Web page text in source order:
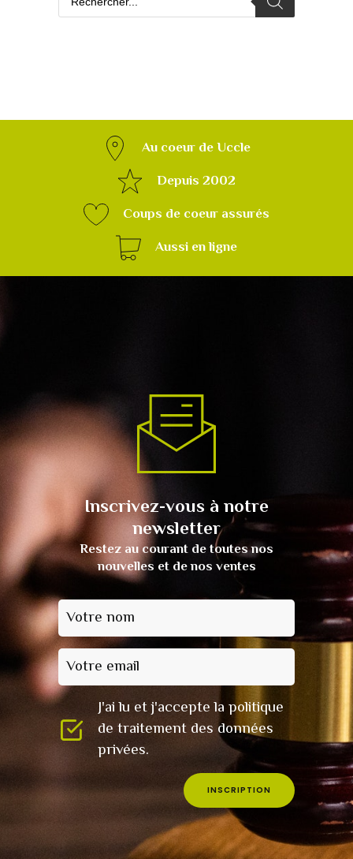
Au coeur de Uccle
Depuis 2002
Coups de coeur assurés
Aussi en ligne
Inscrivez-vous à notre
newsletter
Restez au courant de toutes nos
nouvelles et de nos ventes
Votre nom
Votre email
J'ai lu et j'accepte la politique
de traitement des données
privées.
INSCRIPTION